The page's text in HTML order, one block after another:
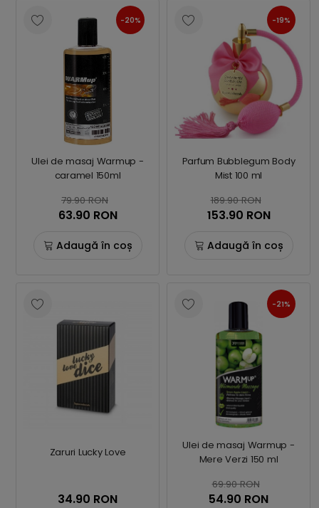
-20%
Ulei de masaj Warmup -
caramel 150ml
79.90 RON
63.90 RON
Adaugă în coș
-19%
Parfum Bubblegum Body
Mist 100 ml
189.90 RON
153.90 RON
Adaugă în coș
Zaruri Lucky Love
34.90 RON
-21%
Ulei de masaj Warmup -
Mere Verzi 150 ml
69.90 RON
54.90 RON